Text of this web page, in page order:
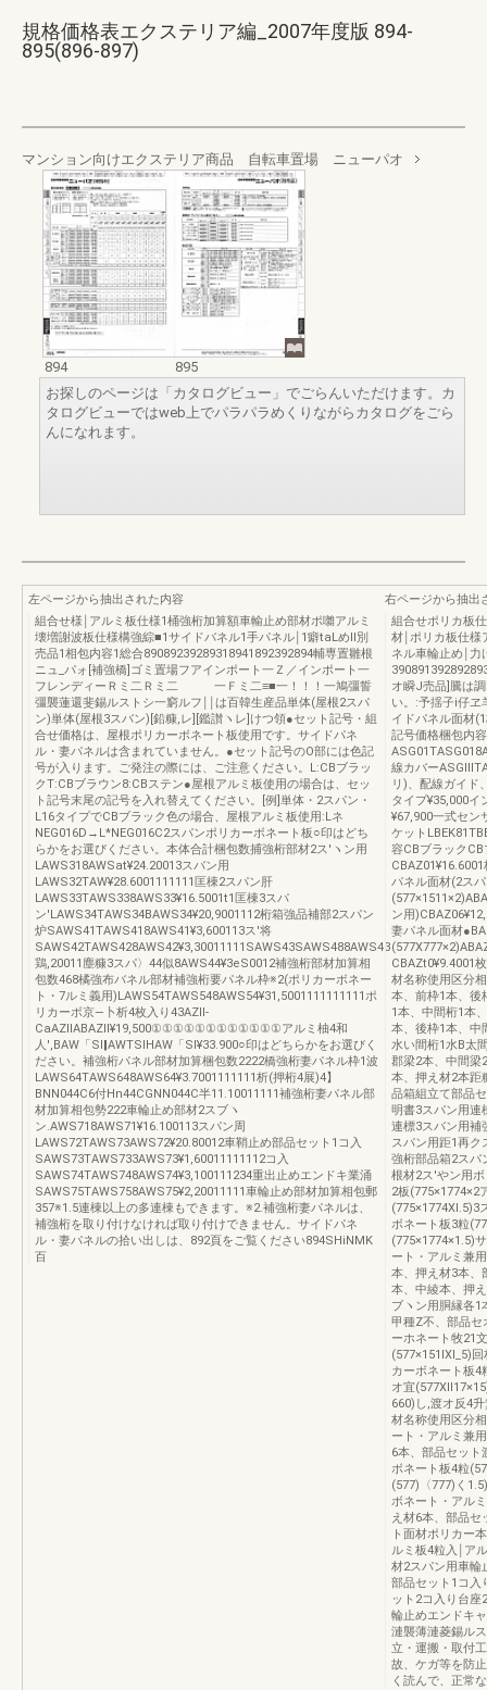
規格価格表エクステリア編_2007年度版 894-
895(896-897)
マンション向けエクステリア商品 自転車置場 ニューパオ
894
895
お探しのページは「カタログビュー」でごらんいただけます。カ
タログビューではweb上でパラパラめくりながらカタログをごら
んになれます。
左ページから抽出された内容
組合せ様￨アルミ板仕様1桶強桁加算額車輸止め部材ポ囃アルミ
壊増謝波板仕様構強綜■1サイドバネル1手パネル￨1癖taLめll別
売品1相包内容1総合89089239289318941892392894輔専置雛根
ニュ_パォ[補強橋]ゴミ置場フアインポート一Ｚ／インポート一
フレンディーＲミ二Ｒミ二 一Ｆミ二≡■一！！！一鳩彊誓
彊襲蓮還斐錫ルストシ一窮ルフ￨￨は百韓生産品単体(屋根2スパ
ン)単体(屋根3スバン)[鉛糠,レ][鑑讃ヽレ]けつ領●セット記号・組
合せ価格は、屋根ポリカーボネート板使用です。サイドパネ
ル・妻パネルは含まれていません。●セット記号のO部には色記
号が入ります。ご発注の際には、ご注意ください。L:CBブラッ
クT:CBブラウン8:CBステン●屋根アルミ板使用の場合は、セッ
ト記号末尾の記号を入れ替えてください。[例]単体・2スパン・
L16タイプでCBブラック色の場合、屋根アルミ板使用:Lネ
NEG016D→L*NEG016C2スパンポリカーボネート板○印はどち
らかをお選びください。本体合計梱包数捕強桁部材2ス′ヽン用
LAWS318AWSat¥24.20013スバン用
LAWS32TAW¥28.6001111111匡棟2スパン肝
LAWS33TAWS338AWS33¥16.5001t1匡棟3スパ
ン'LAWS34TAWS34BAWS34¥20,9001112桁箱強品補部2スパン
炉SAWS41TAWS418AWS41¥3,600113ス′将
SAWS42TAWS428AWS42¥3,30011111SAWS43SAWS488AWS43
鶏,20011塵糠3スパ〉44似8AWS44¥3eS0012補強桁部材加算相
包数468橘強布バネル部材補強桁要パネル枠※2(ポリカーボネー
ト・7ルミ義用)LAWS54TAWS548AWS54¥31,5001111111111ポ
リカーボ京―卜析4枚入り43AZll‐
CaAZllABAZll¥19,500①①①①①①①①①①①①アルミ柚4和
人',BAW「Sl‖AWTSlHAW「Sl¥33.900○印はどちらかをお選びく
ださい。補強桁パネル部材加算梱包数2222橋強桁妻パネル枠1波
LAWS64TAWS648AWS64¥3.7001111111析(押桁4展)4】
BNN044C6付Hn44CGNN044C半11.10011111補強桁妻パネル部
材加算相包勢222車輪止め部材2スブヽ
ン.AWS718AWS71¥16.100113スパン周
LAWS72TAWS73AWS72¥20.80012車鞘止め部品セット1コ入
SAWS73TAWS733AWS73¥1,60011111112コ入
SAWS74TAWS748AWS74¥3,100111234重出止めエンドキ業涌
SAWS75TAWS758AWS75¥2,20011111車輪止め部材加算相包郵
357※1.5連棟以上の多連棟もできます。※2.補強桁妻パネルは、
補強桁を取り付けなければ取り付けできません。サイドパネ
ル・妻パネルの拾い出しは、892頁をご覧ください894SHiNMK
百
右ページから抽出
組合せポリカ板
材￨ポリカ板仕様
ネル車輪止め￨
オ瞬J売品]騰は
い。:予揺子i仔ヱ
イドパネル面材
記号価格梱包内
線カバー
リ)、配線ガイド
タイプ¥35,000
¥67,900一式セン
ケット
容CBブラック
パネル面材(2ス
ン用
妻パネル面材
CBAZt0¥9.4001
材名称使用区分
本、前枠1本、後
1本、中間桁1本
本、後枠1本、中
水い間桁1水B太
郡梁2本、中間梁
本、押え材2本距
品箱組立て部品
明書3スパン用連
連標3スバン用補
スパン用距1再ク
強桁部品箱2スパ
根材2ス′やン用
2板(775×1774×2
(775×1774Xl.5)3
ボネート板3粒
(775×1774×1.5)
ート・アルミ兼
本、押え材3本、
本、中綾本、押
ブヽン用胴縁各1
甲種Z不、部品セ
ーホネート牧21
(577×151lXl_5)
カーボネート板4
オ宜
660)し,渡オ反4
材名称使用区分
ート・アルミ兼
6本、部品セット
ボネート板4粒
(577)〈777)く
ボネート・アル
え材6本、部品セ
ト面材ポリカー
ルミ板4粒入￨ア
材2スパン用車輪
部品セット1コ入
ット2コ入り台
輪止めエンドキ
漣襲薄漣菱錫ル
立・運搬・取付
故、ケガ等を防
く読んで、正常